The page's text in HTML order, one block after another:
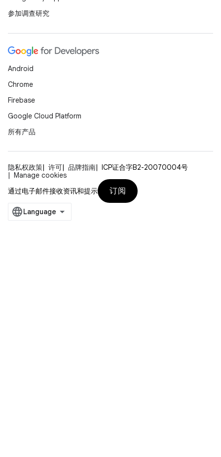
参加调查研究
Android
Chrome
Firebase
Google Cloud Platform
所有产品
隐私权政策 许可 品牌指南
ICP证合字B2-20070004号
Manage cookies
通过电子邮件接收资讯和提示
订阅